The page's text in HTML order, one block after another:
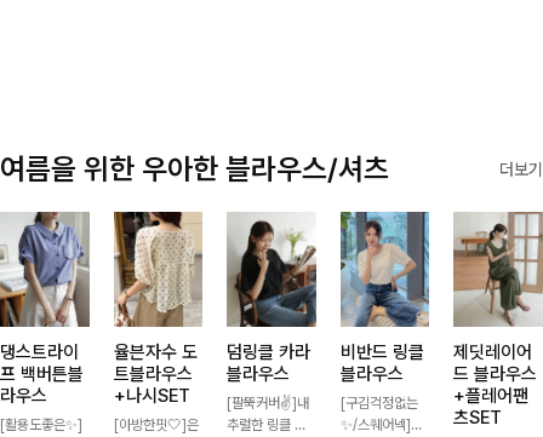
여름을 위한 우아한 블라우스/셔츠 더보기
댕스트라이
프 백버튼블
라우스
[활용도좋은✨]
율븐자수 도
트블라우스
+나시SET
[아방한핏🤍]은
덤링클 카라
블라우스
[팔뚝커버✌]내
추럴한 링클 텍
비반드 링클
블라우스
[구김걱정없는
✨/스퀘어넥]입
제딧레이어
드 블라우스
+플레어팬
츠SET